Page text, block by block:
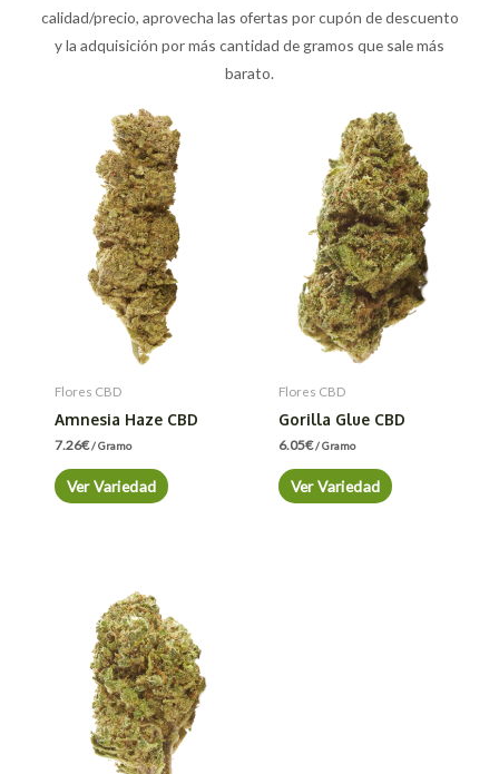
calidad/precio, aprovecha las ofertas por cupón de descuento
y la adquisición por más cantidad de gramos que sale más
barato.
Flores CBD
Amnesia Haze CBD
7.26€/ Gramo
Ver Variedad
Flores CBD
Gorilla Glue CBD
6.05€/ Gramo
Ver Variedad